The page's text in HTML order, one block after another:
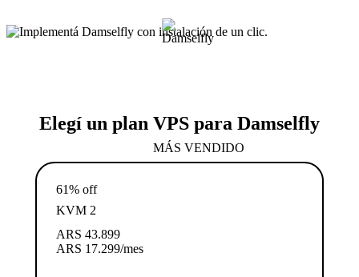
Elegí un plan VPS para Damselfly
MÁS VENDIDO
61% off
KVM 2
ARS 43.899
ARS 17.299/mes